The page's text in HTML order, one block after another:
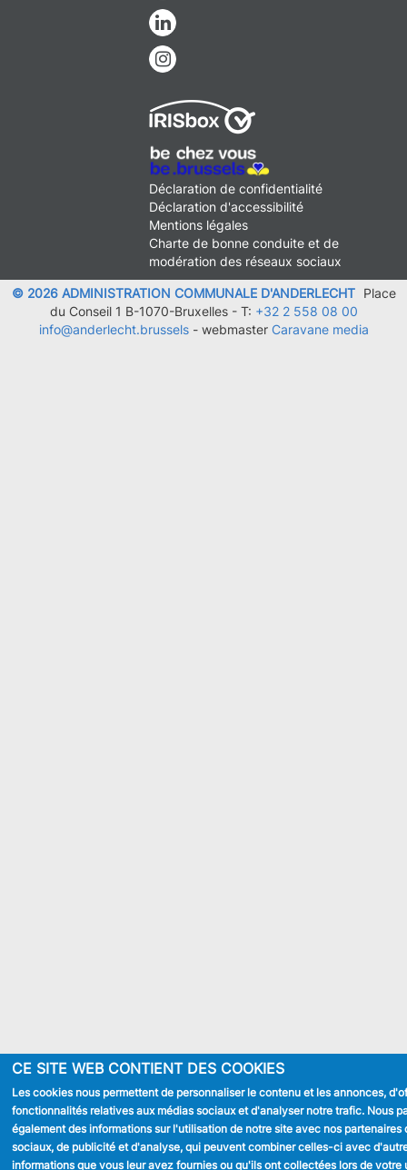
Linkedin
Instagram
MENU
FOOTER
LEGAL
Déclaration de confidentialité
Déclaration d'accessibilité
Mentions légales
Charte de bonne conduite et de
modération des réseaux sociaux
© 2026 ADMINISTRATION COMMUNALE D'ANDERLECHT
Place
du Conseil 1 B-1070-Bruxelles - T: +32 2 558 08 00
info@anderlecht.brussels- webmaster Caravane media
CE SITE WEB CONTIENT DES COOKIES
Les cookies nous permettent de personnaliser le contenu et les annonces,
fonctionnalités relatives aux médias sociaux et d'analyser notre trafic. Nous
également des informations sur l'utilisation de notre site avec nos partenaires
sociaux, de publicité et d'analyse, qui peuvent combiner celles-ci avec
informations que vous leur avez fournies ou qu'ils ont collectées lors de votre